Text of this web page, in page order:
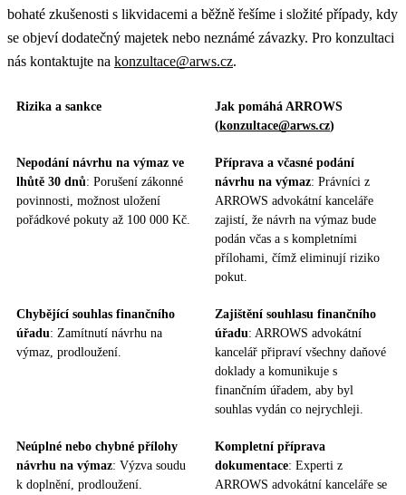
bohaté zkušenosti s likvidacemi a běžně řešíme i složité případy, kdy
se objeví dodatečný majetek nebo neznámé závazky. Pro konzultaci
nás kontaktujte na konzultace@arws.cz.
Rizika a sankce
Jak pomáhá ARROWS
(konzultace@arws.cz)
Nepodání návrhu na výmaz ve
lhůtě 30 dnů: Porušení zákonné
povinnosti, možnost uložení
pořádkové pokuty až 100 000 Kč.
Příprava a včasné podání
návrhu na výmaz: Právníci z
ARROWS advokátní kanceláře
zajistí, že návrh na výmaz bude
podán včas a s kompletními
přílohami, čímž eliminují riziko
pokut.
Chybějící souhlas finančního
úřadu: Zamítnutí návrhu na
výmaz, prodloužení.​
Zajištění souhlasu finančního
úřadu: ARROWS advokátní
kancelář připraví všechny daňové
doklady a komunikuje s
finančním úřadem, aby byl
souhlas vydán co nejrychleji.
Neúplné nebo chybné přílohy
návrhu na výmaz: Výzva soudu
k doplnění, prodloužení.​
Kompletní příprava
dokumentace: Experti z
ARROWS advokátní kanceláře se